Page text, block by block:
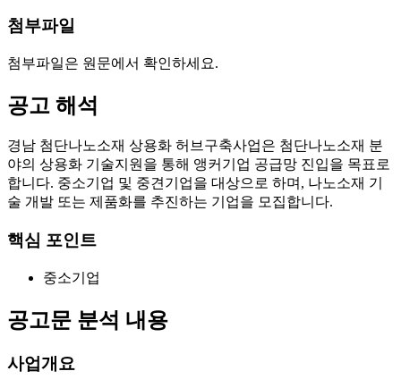
첨부파일
첨부파일은 원문에서 확인하세요.
공고 해석
경남 첨단나노소재 상용화 허브구축사업은 첨단나노소재 분
야의 상용화 기술지원을 통해 앵커기업 공급망 진입을 목표로
합니다. 중소기업 및 중견기업을 대상으로 하며, 나노소재 기
술 개발 또는 제품화를 추진하는 기업을 모집합니다.
핵심 포인트
중소기업
공고문 분석 내용
사업개요